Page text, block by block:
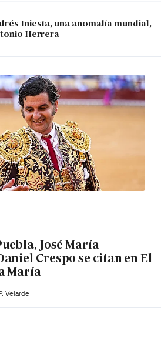
Iniesta, una anomalía mundial,
Herrera
José María
Crespo se citan en El
María
Velarde